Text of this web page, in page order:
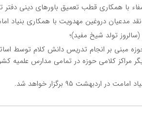
با همکاری قطب تعمیق باورهای دینی دفتر
مدعیان دروغین مهدویت با همکاری بنیاد
تولد شیخ مفید)؛
مبنی بر انجام تدریس دانش کلام توسط
مراکز کلامی حوزه در تمامی مدارس علمیه
۹۵ برگزار خواهد شد.